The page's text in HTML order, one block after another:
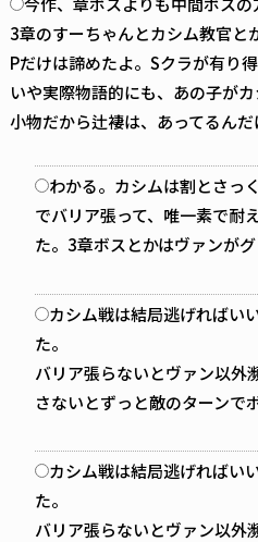
3章のすーちゃんとカシム教官と
Pだけは諦めたよ。Sクラが有り
いや実際物語的にも、あの子が
小物だから辻褄は、あってるん
わかる。カシムは割とさっ
でバリア張って、唯一素で耐
た。3章ボスとかはヴァンが
カシム戦は結局逃げればい
た。
バリア張らないとヴァン以外
さないとずっと敵のターンで
カシム戦は結局逃げればい
た。
バリア張らないとヴァン以外